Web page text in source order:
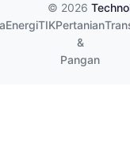
© 2026
EnergiTIKPertanian
&
Pangan